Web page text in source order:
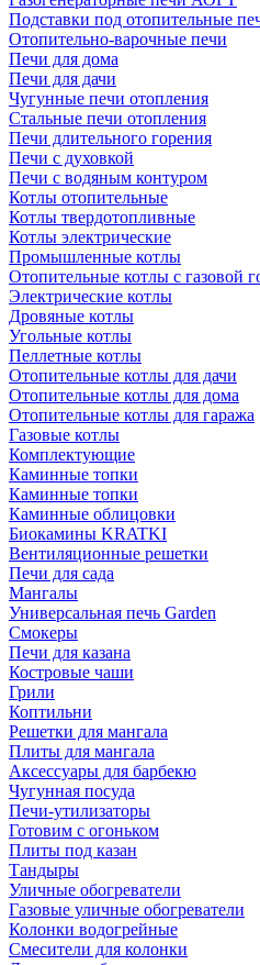
Подставки под отопительные
Отопительно-варочные печи
Печи для дома
Печи для дачи
Чугунные печи отопления
Стальные печи отопления
Печи длительного горения
Печи с духовкой
Печи с водяным контуром
Котлы отопительные
Котлы твердотопливные
Котлы электрические
Промышленные котлы
Отопительные котлы с газовой
Электрические котлы
Дровяные котлы
Угольные котлы
Пеллетные котлы
Отопительные котлы для дачи
Отопительные котлы для дома
Отопительные котлы для гаража
Газовые котлы
Комплектующие
Каминные топки
Каминные топки
Каминные облицовки
Биокамины KRATKI
Вентиляционные решетки
Печи для сада
Мангалы
Универсальная печь Garden
Смокеры
Печи для казана
Костровые чаши
Грили
Коптильни
Решетки для мангала
Плиты для мангала
Аксессуары для барбекю
Чугунная посуда
Печи-утилизаторы
Готовим с огоньком
Плиты под казан
Тандыры
Уличные обогреватели
Газовые уличные обогреватели
Колонки водогрейные
Смесители для колонки